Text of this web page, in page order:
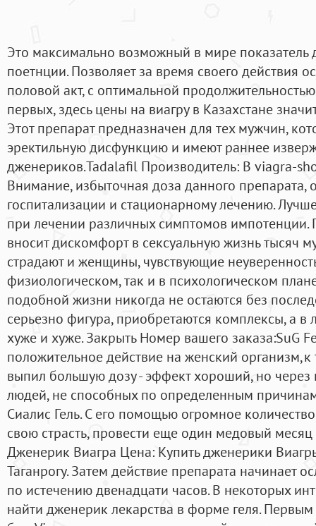
Это максимально возможный в мире показатель
поетнции. Позволяет за время своего действия
половой акт, с оптимальной
первых, здесь цены на виагру в Казахстане
Этот препарат предназначен для тех мужчин,
эректильную дисфункцию и имеют раннее
дженериков.Tadalafil Производитель: В viagra-
Внимание, избыточная доза данного препарата,
госпитализации и стационарному лечению.
при лечении различных симптомов
вносит дискомфорт в сексуальную жизнь тысяч
страдают и женщины, чувствующие
физиологическом, так и в психологическом
подобной жизни никогда не остаются без
серьезно фигура, приобретаются комплексы, а в
хуже и хуже. Закрыть Номер вашего заказа:SuG
положительное действие на женский организм,к
выпил большую дозу - эффект хороший, но через
людей, не способных по определенным
Сиалис Гель. С его помощью огромное
свою страсть, провести еще один медовый
Дженерик Виагра Цена: Купить дженерики
Таганрогу. Затем действие препарата начинает
по истечению двенадцати часов. В некоторых
найти дженерик лекарства в форме геля.